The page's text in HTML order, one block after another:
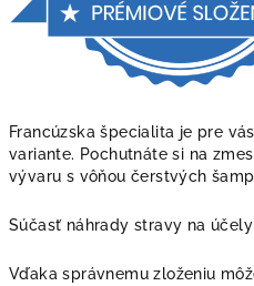
Francúzska špecialita je pre
variante. Pochutnáte si na
vývaru s vôňou čerstvých
Súčasť náhrady stravy na
Vďaka správnemu zloženiu